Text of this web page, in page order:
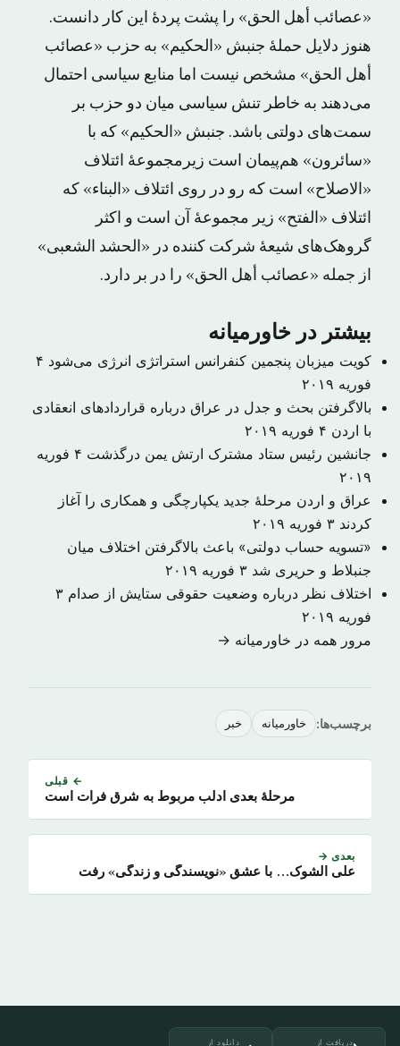
«عصائب أهل الحق» را پشت پردۀ این کار دانست.
هنوز دلایل حملۀ جنبش «الحکیم» به حزب «عصائب
أهل الحق» مشخص نیست اما منابع سیاسی احتمال
می‌دهند به خاطر تنش سیاسی میان دو حزب بر
سمت‌های دولتی باشد. جنبش «الحکیم» که با
«سائرون» هم‌پیمان است زیرمجموعۀ ائتلاف
«الاصلاح» است که رو در روی ائتلاف «البناء» که
ائتلاف «الفتح» زیر مجموعۀ آن است و اکثر
گروهک‌های شیعۀ شرکت کننده در «الحشد الشعبی»
از جمله «عصائب أهل الحق» را در بر دارد.
بیشتر در خاورمیانه
کویت میزبان پنجمین کنفرانس استراتژی انرژی می‌شود ۴
فوریه ۲۰۱۹
بالاگرفتن بحث و جدل در عراق درباره قراردادهای انعقادی
با اردن ۴ فوریه ۲۰۱۹
جانشین رئیس ستاد مشترک ارتش یمن درگذشت
۴ فوریه
۲۰۱۹
عراق و اردن مرحلهٔ جدید یکپارچگی و همکاری را آغاز
کردند ۳ فوریه ۲۰۱۹
«تسویه حساب دولتی» باعث بالاگرفتن اختلاف میان
جنبلاط و حریری شد ۳ فوریه ۲۰۱۹
اختلاف نظر درباره وضعیت حقوقی ستایش از صدام ۳
فوریه ۲۰۱۹
مرور همه در خاورمیانه →
برچسب‌ها: خاورمیانه خبر
← قبلی
مرحلۀ بعدی ادلب مربوط به شرق فرات است
بعدی →
علی الشوک… با عشق «نویسندگی و زندگی» رفت
دریافت از دانلود از